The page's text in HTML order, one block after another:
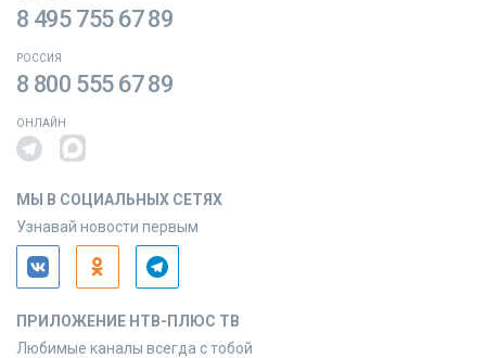
8 495 755 67 89
РОССИЯ
8 800 555 67 89
ОНЛАЙН
МЫ В СОЦИАЛЬНЫХ СЕТЯХ
Узнавай новости первым
ПРИЛОЖЕНИЕ НТВ-ПЛЮС ТВ
Любимые каналы всегда с тобой